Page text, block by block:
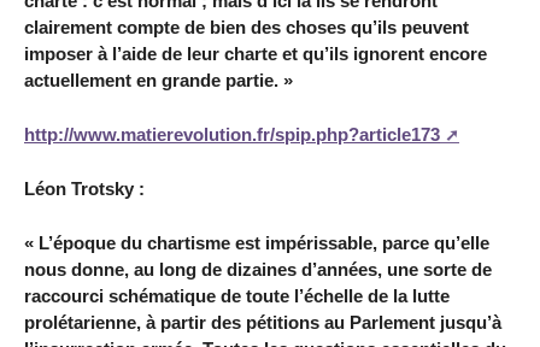
clairement compte de bien des choses qu’ils peuvent
imposer à l’aide de leur charte et qu’ils ignorent encore
actuellement en grande partie. »
http://www.matierevolution.fr/spip.php?article173
Léon Trotsky :
« L’époque du chartisme est impérissable, parce qu’elle
nous donne, au long de dizaines d’années, une sorte de
raccourci schématique de toute l’échelle de la lutte
prolétarienne, à partir des pétitions au Parlement jusqu’à